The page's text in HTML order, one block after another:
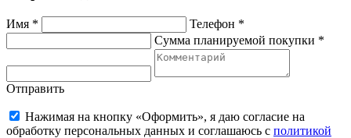
Имя *
Телефон *
Сумма планируемой покупки *
Отправить
Нажимая на кнопку «Оформить», я даю согласие на
обработку персональных данных и соглашаюсь c политикой